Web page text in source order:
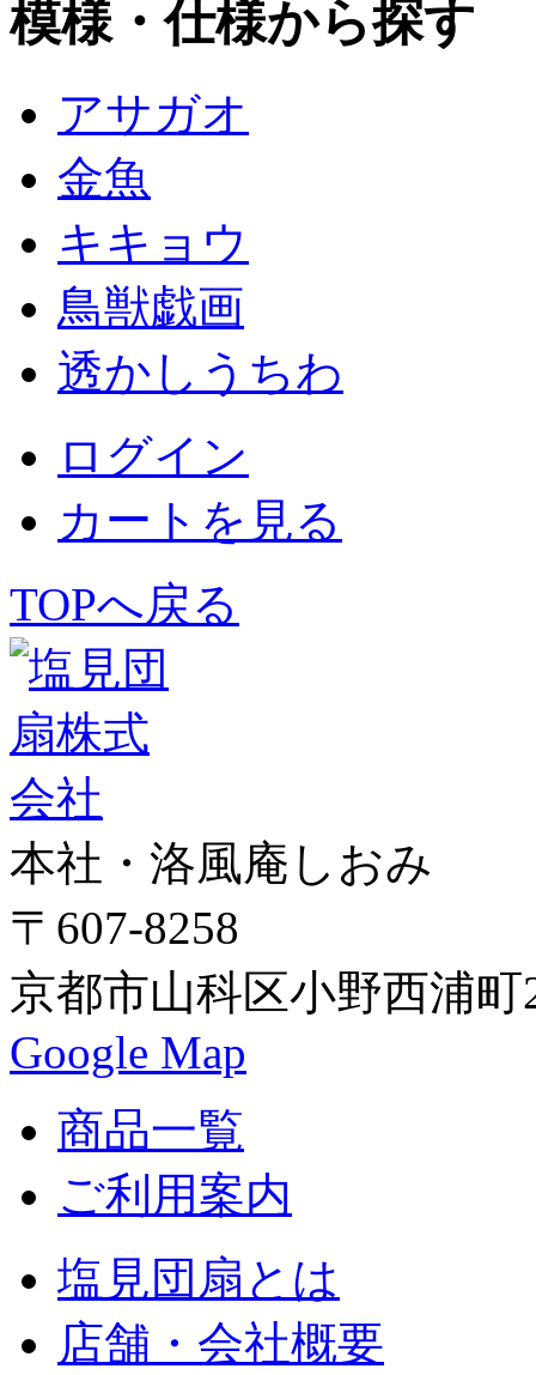
模様・仕様から探す
アサガオ
金魚
キキョウ
鳥獣戯画
透かしうちわ
ログイン
カートを見る
TOPへ戻る
本社・洛風庵しおみ
〒607-8258
京都市山科区小野西浦町
Google Map
商品一覧
ご利用案内
塩見団扇とは
店舗・会社概要